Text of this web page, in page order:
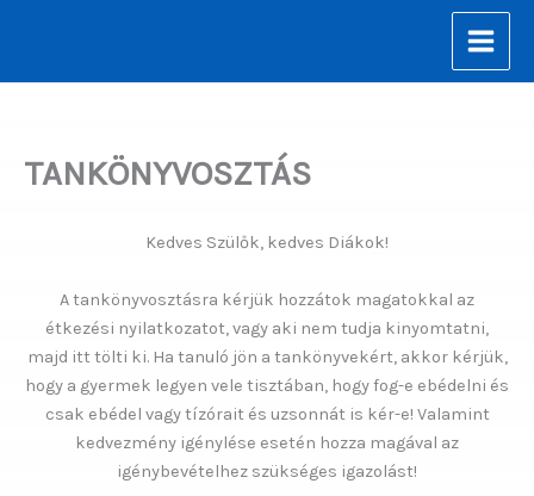
TANKÖNYVOSZTÁS
Kedves Szülők, kedves Diákok!
A tankönyvosztásra kérjük hozzátok magatokkal az
étkezési nyilatkozatot, vagy aki nem tudja kinyomtatni,
majd itt tölti ki. Ha tanuló jön a tankönyvekért, akkor kérjük,
hogy a gyermek legyen vele tisztában, hogy fog-e ebédelni és
csak ebédel vagy tízórait és uzsonnát is kér-e! Valamint
kedvezmény igénylése esetén hozza magával az
igénybevételhez szükséges igazolást!